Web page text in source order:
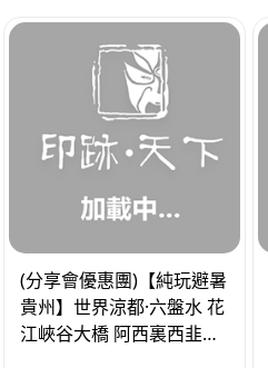
(分享會優惠團)【純玩避暑
貴州】世界涼都·六盤水 花
江峽谷大橋 阿西裏西韭菜